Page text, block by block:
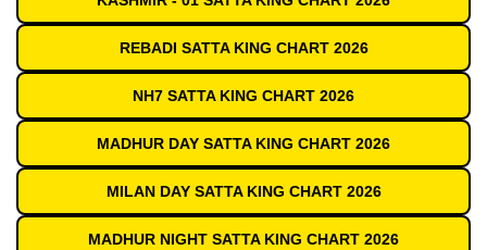
REBADI SATTA KING CHART 2026
NH7 SATTA KING CHART 2026
MADHUR DAY SATTA KING CHART 2026
MILAN DAY SATTA KING CHART 2026
MADHUR NIGHT SATTA KING CHART 2026